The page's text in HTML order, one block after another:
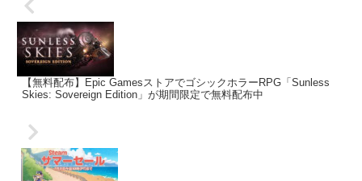
【無料配布】Epic GamesストアでゴシックホラーRPG「Sunless
Skies: Sovereign Edition」が期間限定で無料配布中